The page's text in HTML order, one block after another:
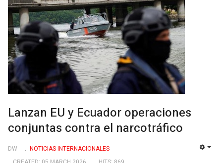
Lanzan EU y Ecuador operaciones
conjuntas contra el narcotráfico
DW
NOTICIAS INTERNACIONALES